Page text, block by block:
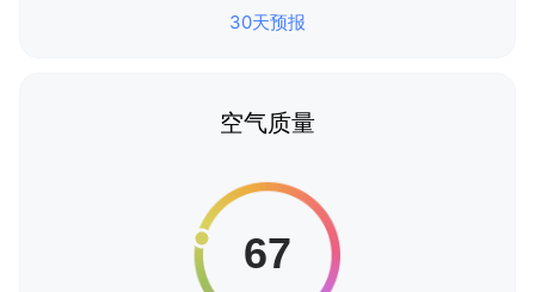
30天预报
空气质量